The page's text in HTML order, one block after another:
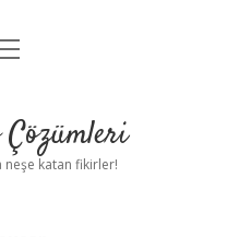
Uyarı
neşe katan fikirler!